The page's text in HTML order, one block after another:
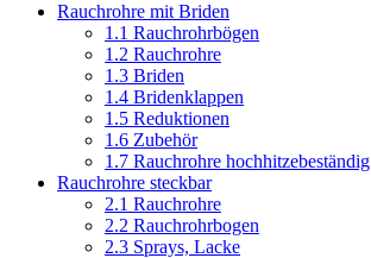
Rauchrohre mit Briden
1.1 Rauchrohrbögen
1.2 Rauchrohre
1.3 Briden
1.4 Bridenklappen
1.5 Reduktionen
1.6 Zubehör
1.7 Rauchrohre hochhitzebeständig
Rauchrohre steckbar
2.1 Rauchrohre
2.2 Rauchrohrbogen
2.3 Sprays, Lacke